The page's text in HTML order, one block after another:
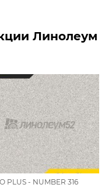
Линолеум
PLUS - NUMBER 316